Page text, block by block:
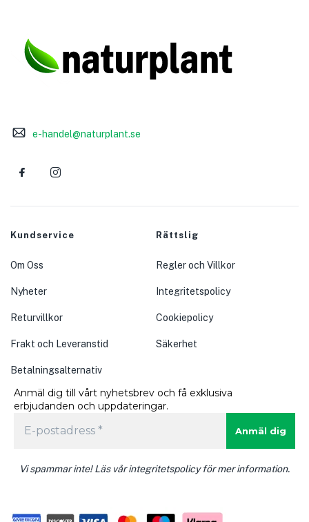
e-handel@naturplant.se
Kundservice
Om Oss
Nyheter
Returvillkor
Frakt och Leveranstid
Betalningsalternativ
Rättslig
Regler och Villkor
Integritetspolicy
Cookiepolicy
Säkerhet
Anmäl dig till vårt nyhetsbrev och få exklusiva
erbjudanden och uppdateringar.
Vi spammar inte! Läs vår integritetspolicy för mer information.